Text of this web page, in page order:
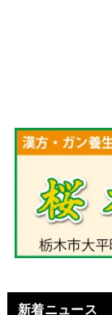
新着ニュース